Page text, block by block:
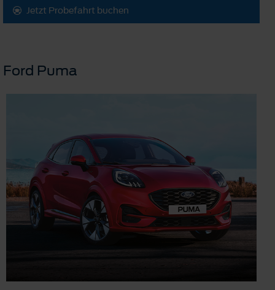
Jetzt Probefahrt buchen
Ford Puma